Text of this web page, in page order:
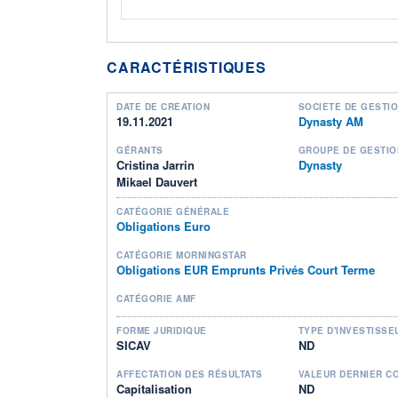
CARACTÉRISTIQUES
DATE DE CRÉATION
19.11.2021
SOCIÉTÉ DE
Dynasty AM
GÉRANTS
Cristina Jarrin
Mikael Dauvert
GROUPE DE
Dynasty
CATÉGORIE GÉNÉRALE
Obligations Euro
CATÉGORIE MORNINGSTAR
Obligations EUR Emprunts Privés Court Terme
CATÉGORIE AMF
FORME JURIDIQUE
SICAV
TYPE
ND
AFFECTATION DES RÉSULTATS
Capitalisation
VALEUR DERNIER
ND